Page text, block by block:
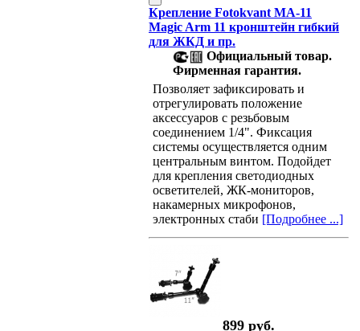
Крепление Fotokvant MA-11
Magic Arm 11 кронштейн гибкий
для ЖКД и пр.
Официальный товар.
Фирменная гарантия.
Позволяет зафиксировать и
отрегулировать положение
аксессуаров с резьбовым
соединением 1/4". Фиксация
системы осуществляется одним
центральным винтом. Подойдет
для крепления светодиодных
осветителей, ЖК-мониторов,
накамерных микрофонов,
электронных стаби [Подробнее ...]
899 руб.